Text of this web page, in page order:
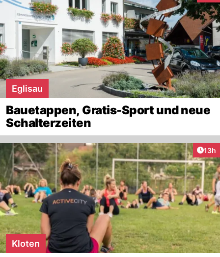
Eglisau
Bauetappen, Gratis-Sport und neue
Schalterzeiten
13h
Kloten